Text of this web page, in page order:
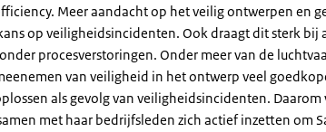
Meer aandacht op het veilig ontwerpen en
op veiligheidsincidenten. Ook draagt dit sterk bij
procesverstoringen. Onder meer van de
van veiligheid in het ontwerp veel
als gevolg van veiligheidsincidenten. Daarom
met haar bedrijfsleden zich actief inzetten om